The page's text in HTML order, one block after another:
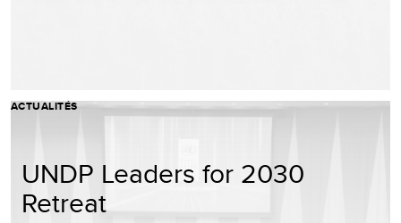
ACTUALITÉS
UNDP Leaders for 2030
Retreat